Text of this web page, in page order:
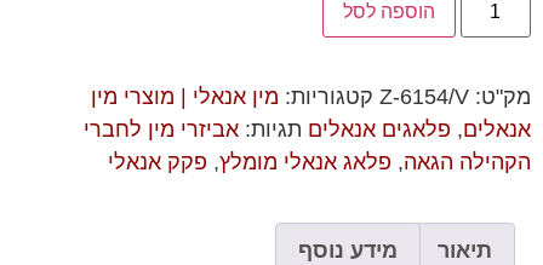
הוספה לסל
מק"ט: Z-6154/V קטגוריות: מין אנאלי | מוצרי מין
אנאלים, פלאגים אנאלים תגיות: אביזרי מין לחברי
הקהילה הגאה, פלאג אנאלי מומלץ, פקק אנאלי
תיאור מידע נוסף